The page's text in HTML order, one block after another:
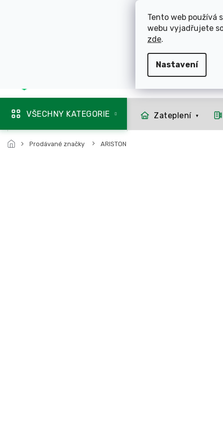
Tento web používá
webu vyjadřujete
zde.
Nastavení
ROZVÁŽÍME
VŠECHNY KATEGORIE Zateplení
Prodávané značky ARISTON